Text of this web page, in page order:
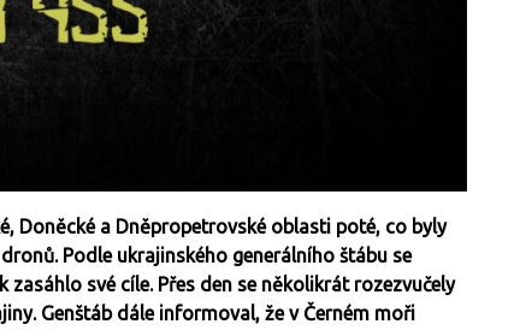
Doněcké a Dněpropetrovské oblasti poté, co byly
Podle ukrajinského generálního štábu se
své cíle. Přes den se několikrát rozezvučely
Genštáb dále informoval, že v Černém moři